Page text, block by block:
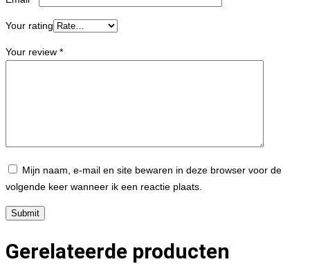
Your rating
Your review *
Mijn naam, e-mail en site bewaren in deze browser voor de
volgende keer wanneer ik een reactie plaats.
Gerelateerde producten